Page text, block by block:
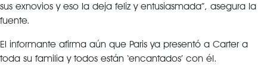
sus exnovios y eso la deja feliz y entusiasmada”, asegura la
fuente.
El informante afirma aún que Paris ya presentó a Carter a
toda su familia y todos están ‘encantados’ con él.